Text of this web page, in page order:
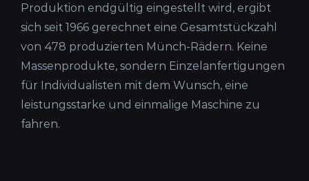
Produktion endgültig eingestellt wird, ergibt
sich seit 1966 gerechnet eine Gesamtstückzahl
von 478 produzierten Münch-Rädern. Keine
Massenprodukte, sondern Einzelanfertigungen
für Individualisten mit dem Wunsch, eine
leistungsstarke und einmalige Maschine zu
fahren.